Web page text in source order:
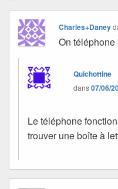
Charles+Daney
On
Quichottine
dans07/06/
Le téléphone
trouver une boîte à